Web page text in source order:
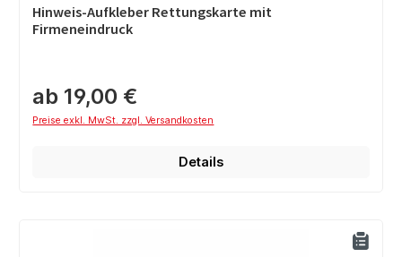
Durchschnittliche Bewertung von 0 von 5 Sternen
Hinweis-Aufkleber Rettungskarte mit
Firmeneindruck
ab 19,00 €
Preise exkl. MwSt. zzgl. Versandkosten
Details